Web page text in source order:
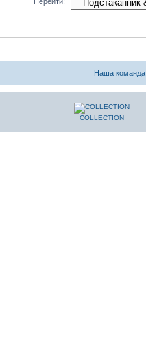
Наша команда
COLLECTION